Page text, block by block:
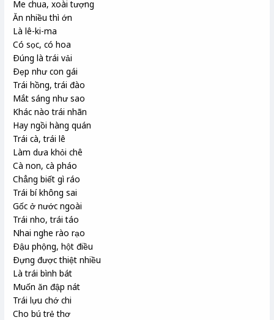
Me chua, xoài tượng
Ăn nhiều thì ớn
Là lê-ki-ma
Có sọc, có hoa
Ðúng là trái vải
Ðẹp như con gái
Trái hồng, trái đào
Mắt sáng như sao
Khác nào trái nhãn
Hay ngồi hàng quán
Trái cà, trái lê
Làm dưa khỏi chê
Cà non, cà pháo
Chẳng biết gì ráo
Trái bí không sai
Gốc ở nước ngoài
Trái nho, trái táo
Nhai nghe rào rạo
Ðậu phộng, hột điều
Ðựng được thiệt nhiều
Là trái bình bát
Muốn ăn đập nát
Trái lựu chớ chi
Cho bú trẻ thơ